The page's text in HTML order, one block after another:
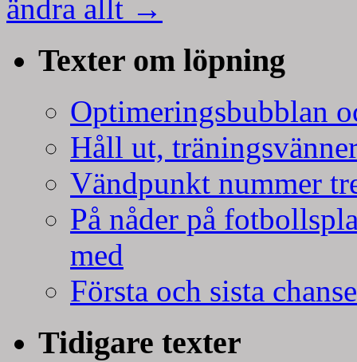
ändra allt →
Texter om löpning
Optimeringsbubblan
Håll ut,
Vändpunkt nummer
På nåder på
med
Första och sista
Tidigare texter